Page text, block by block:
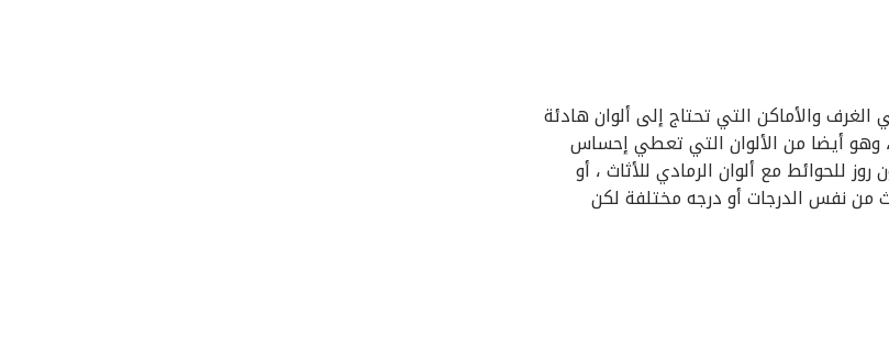
الغرف والأماكن التي تحتاج إلى ألوان هادئة
وهو أيضا من الألوان التي تعطي إحساس
للحوائط مع ألوان الرمادي للأثاث ، أو
من نفس الدرجات أو درجه مختلفة لكن